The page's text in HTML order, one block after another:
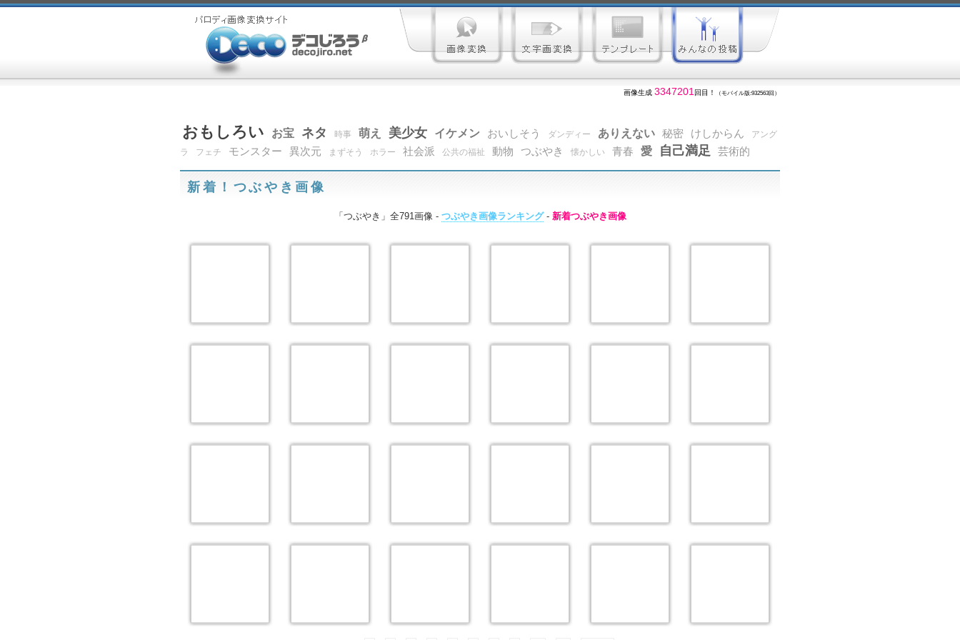
画像生成 3347201 回目！ （モバイル版:932563回）
おもしろい お宝 ネタ 時事 萌え 美少女 イケメン おいしそう ダンディー ありえない 秘密 けしからん
アング
ラ
フェチ モンスター 異次元 まずそう ホラー 社会派 公共の福祉 動物 つぶやき 懐かしい 青春 愛 自己満足 芸術的
新着！つぶやき画像
「つぶやき」全791画像 - つぶやき画像ランキング- 新着つぶやき画像